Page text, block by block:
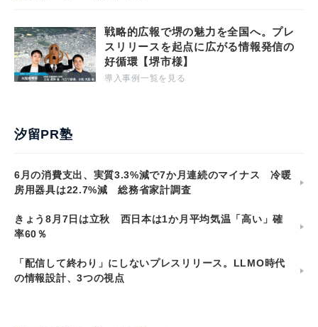
戦略的広報で堺の魅力を全国へ。プレ
スリリースを起点に広がる情報発信の
好循環【堺市様】
導入事例一覧を見る
汐留PR塾
6月の消費支出、実質3.3%減で7か月連続のマイナス 冷暖
房用器具は22.7%減 総務省家計調査
きょう8月7日は立秋 西日本は1か月平均気温「高い」確
率60％
「配信して終わり」にしないプレスリリース。LLMO時代
の情報設計、3つの視点